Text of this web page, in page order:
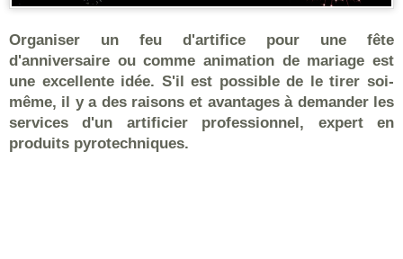
Organiser un feu d'artifice pour une fête
d'anniversaire ou comme animation de mariage est
une excellente idée. S'il est possible de le tirer soi-
même, il y a des raisons et avantages à demander les
services d'un artificier professionnel, expert en
produits pyrotechniques.